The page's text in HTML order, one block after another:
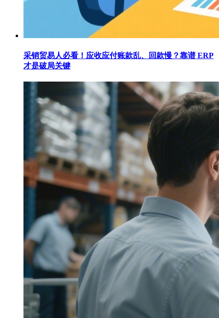
采销贸易人必看！应收应付账款乱、回款慢？靠谱 ERP
才是破局关键